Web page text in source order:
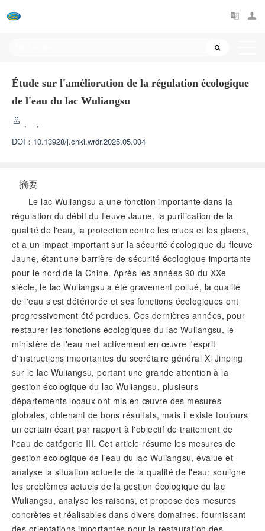
Étude sur l'amélioration de la régulation écologique
de l'eau du lac Wuliangsu
,
,
DOI： 10.13928/j.cnki.wrdr.2025.05.004
摘要
Le lac Wuliangsu a une fonction importante dans la
régulation du débit du fleuve Jaune, la purification de la
qualité de l'eau, la protection contre les crues et les glaces,
et a un impact important sur la sécurité écologique du fleuve
Jaune, étant une barrière de sécurité écologique importante
pour le nord de la Chine. Après les années 90 du XXe
siècle, le lac Wuliangsu a été gravement pollué, la qualité
de l'eau s'est détériorée et ses fonctions écologiques ont
progressivement été perdues. Ces dernières années, pour
restaurer les fonctions écologiques du lac Wuliangsu, le
ministère de l'eau met activement en œuvre l'esprit
d'instructions importantes du secrétaire général Xi Jinping
sur le lac Wuliangsu, portant une grande attention à la
gestion écologique du lac Wuliangsu, plusieurs
départements locaux ont mis en œuvre des mesures
globales, obtenant de bons résultats, mais il existe toujours
un certain écart par rapport à l'objectif de traitement de
l'eau de catégorie III. Cet article résume les mesures de
gestion écologique de l'eau du lac Wuliangsu, évalue et
analyse la situation actuelle de la qualité de l'eau; souligne
les problèmes actuels de la gestion écologique du lac
Wuliangsu, analyse les raisons, et propose des mesures
concrètes et réalisables dans divers domaines, fournissant
des orientations importantes pour la restauration des